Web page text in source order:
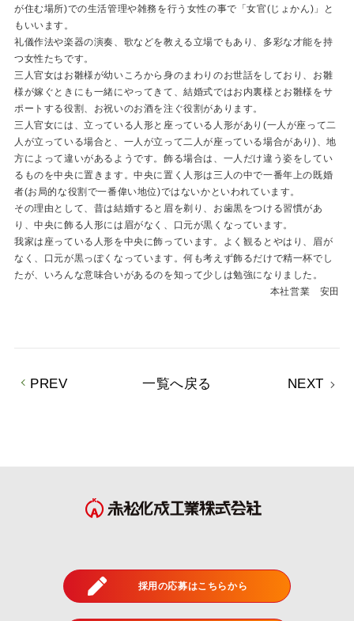
が住む場所)での生活管理や雑務を行う女性の事で「女官(じょかん)」と
もいいます。
礼儀作法や楽器の演奏、歌などを教える立場でもあり、多彩な才能を持
つ女性たちです。
三人官女はお雛様が幼いころから身のまわりのお世話をしており、お雛
様が嫁ぐときにも一緒にやってきて、結婚式ではお内裏様とお雛様をサ
ポートする役割、お祝いのお酒を注ぐ役割があります。
三人官女には、立っている人形と座っている人形があり(一人が座って二
人が立っている場合と、一人が立って二人が座っている場合があり)、地
方によって違いがあるようです。飾る場合は、一人だけ違う姿をしてい
るものを中央に置きます。中央に置く人形は三人の中で一番年上の既婚
者(お局的な役割で一番偉い地位)ではないかといわれています。
その理由として、昔は結婚すると眉を剃り、お歯黒をつける習慣があ
り、中央に飾る人形には眉がなく、口元が黒くなっています。
我家は座っている人形を中央に飾っています。よく観るとやはり、眉が
なく、口元が黒っぽくなっています。何も考えず飾るだけで精一杯でし
たが、いろんな意味合いがあるのを知って少しは勉強になりました。
本社営業 安田
PREV 一覧へ戻る NEXT
採用の応募はこちらから